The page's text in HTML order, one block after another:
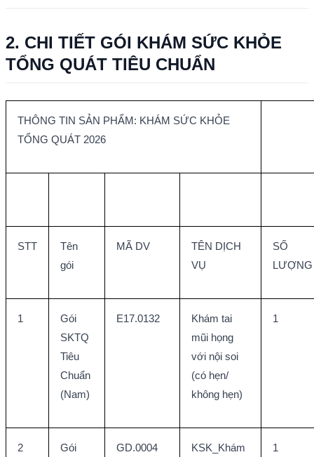
2. CHI TIẾT GÓI KHÁM SỨC KHỎE
TỔNG QUÁT TIÊU CHUẨN
THÔNG TIN SẢN PHẨM: KHÁM SỨC KHỎE
TỔNG QUÁT 2026
STT
Tên
gói
MÃ DV
TÊN DỊCH
VỤ
SỐ
LƯỢNG
1
Gói
SKTQ
Tiêu
Chuẩn
(Nam)
E17.0132
Khám tai
mũi họng
với nội soi
(có hẹn/
không hẹn)
1
2
Gói
GD.0004
KSK_Khám
1